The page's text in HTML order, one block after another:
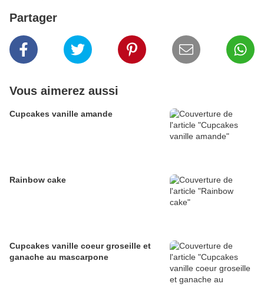
Partager
Vous aimerez aussi
Cupcakes vanille amande
Rainbow cake
Cupcakes vanille coeur groseille et
ganache au mascarpone